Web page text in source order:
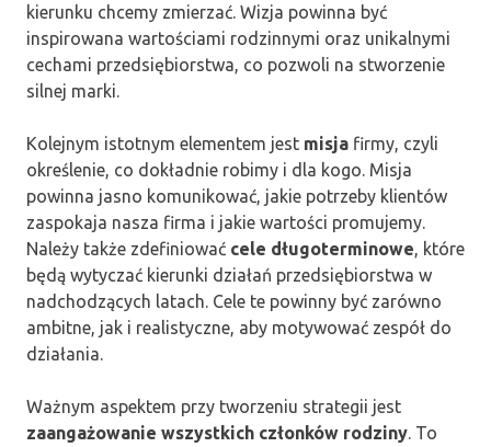
kierunku chcemy zmierzać. Wizja powinna być
inspirowana wartościami rodzinnymi oraz unikalnymi
cechami przedsiębiorstwa, co pozwoli na stworzenie
silnej marki.
Kolejnym istotnym elementem jest misja firmy, czyli
określenie, co dokładnie robimy i dla kogo. Misja
powinna jasno komunikować, jakie potrzeby klientów
zaspokaja nasza firma i jakie wartości promujemy.
Należy także zdefiniować cele długoterminowe, które
będą wytyczać kierunki działań przedsiębiorstwa w
nadchodzących latach. Cele te powinny być zarówno
ambitne, jak i realistyczne, aby motywować zespół do
działania.
Ważnym aspektem przy tworzeniu strategii jest
zaangażowanie wszystkich członków rodziny. To